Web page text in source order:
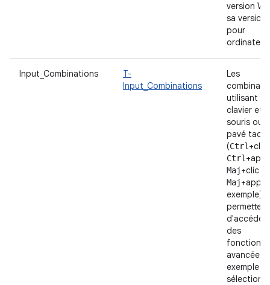
version
sa version
pour
ordinateur.
Input_Combinations
T-
Input_Combinations
Les
utilisant le
clavier et
souris ou
pavé
(Ctrl +clic
Ctrl
Maj+clic
Maj
exemple)
permettent
d'accéder
des
avancées,
exemple